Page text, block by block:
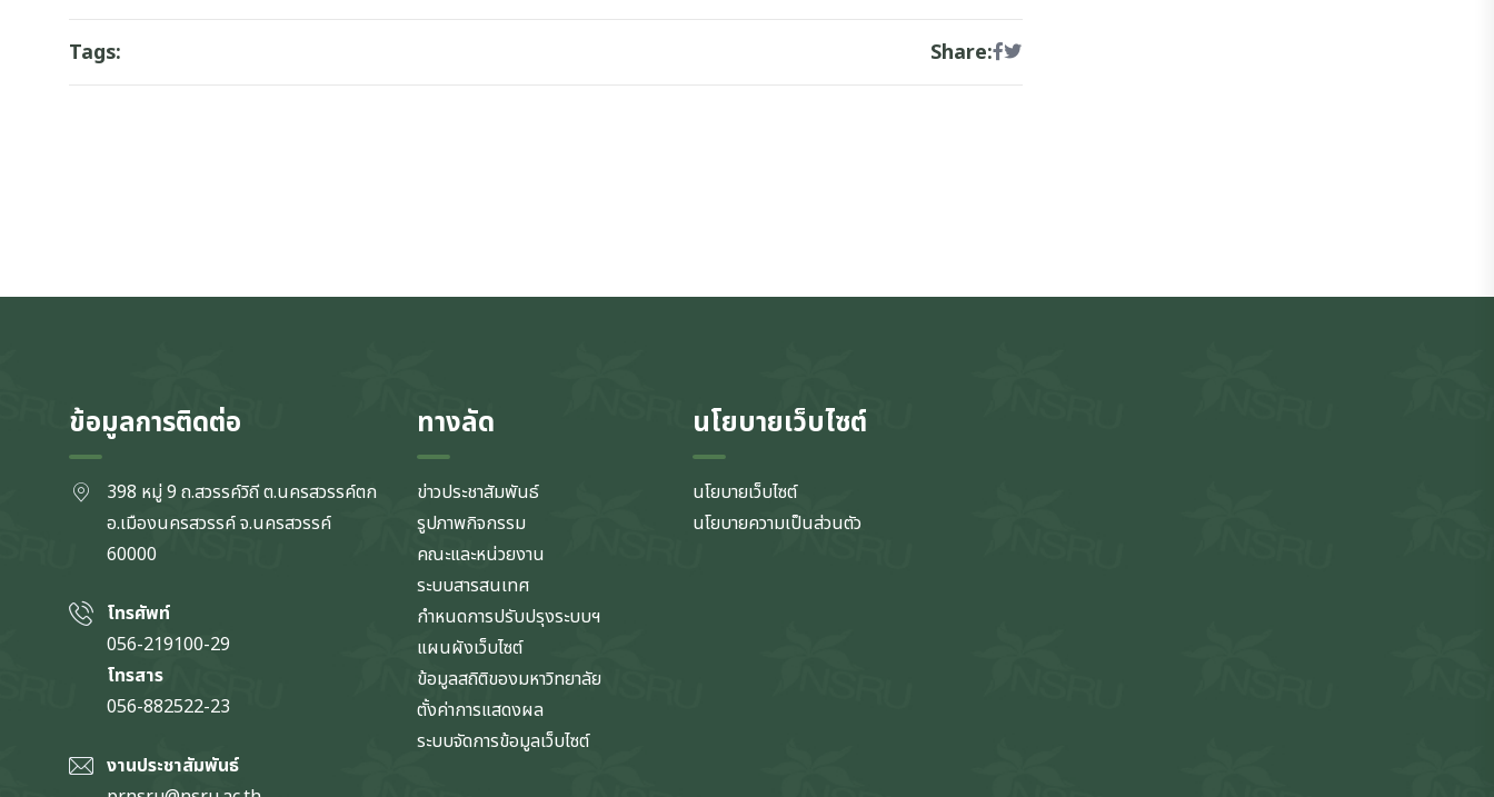
Tags: Share:
ข้อมูลการติดต่อ
398 หมู่ 9 ถ.สวรรค์วิถี ต.นครสวรรค์ตก
อ.เมืองนครสวรรค์ จ.นครสวรรค์
60000
โทรศัพท์
056-219100-29
โทรสาร
056-882522-23
งานประชาสัมพันธ์
ทางลัด
ข่าวประชาสัมพันธ์
รูปภาพกิจกรรม
คณะและหน่วยงาน
ระบบสารสนเทศ
กำหนดการปรับปรุงระบบฯ
แผนผังเว็บไซต์
ข้อมูลสถิติของมหาวิทยาลัย
ตั้งค่าการแสดงผล
ระบบจัดการข้อมูลเว็บไซต์
นโยบายเว็บไซต์
นโยบายเว็บไซต์
นโยบายความเป็นส่วนตัว